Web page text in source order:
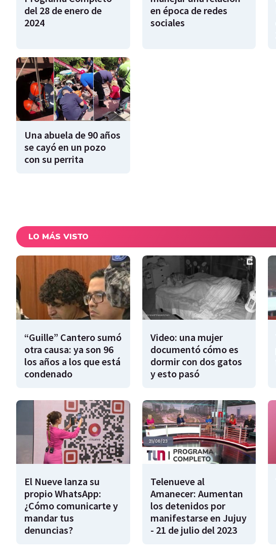
del 28 de enero de
2024
en época de redes
sociales
Una abuela de 90 años
se cayó en un pozo
con su perrita
LO MÁS VISTO
“Guille” Cantero sumó
otra causa: ya son 96
los años a los que está
condenado
Video: una mujer
documentó cómo es
dormir con dos gatos
y esto pasó
El Nueve lanza su
propio WhatsApp:
¿Cómo comunicarte y
mandar tus
denuncias?
Telenueve al
Amanecer: Aumentan
los detenidos por
manifestarse en Jujuy
- 21 de julio del 2023